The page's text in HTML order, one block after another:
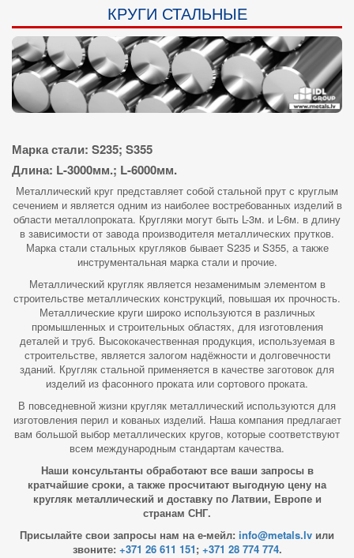
КРУГИ СТАЛЬНЫЕ
Марка стали: S235; S355
Длина: L-3000мм.; L-6000мм.
Металлический круг представляет собой стальной прут с круглым
сечением и является одним из наиболее востребованных изделий в
области металлопроката. Кругляки могут быть L-3м. и L-6м. в длину
в зависимости от завода производителя металлических прутков.
Марка стали стальных кругляков бывает S235 и S355, а также
инструментальная марка стали и прочие.
Металлический кругляк является незаменимым элементом в
строительстве металлических конструкций, повышая их прочность.
Металлические круги широко используются в различных
промышленных и строительных областях, для изготовления
деталей и труб. Высококачественная продукция, используемая в
строительстве, является залогом надёжности и долговечности
зданий. Кругляк стальной применяется в качестве заготовок для
изделий из фасонного проката или сортового проката.
В повседневной жизни кругляк металлический используются для
изготовления перил и кованых изделий. Наша компания предлагает
вам большой выбор металлических кругов, которые соответствуют
всем международным стандартам качества.
Наши консультанты обработают все ваши запросы в
кратчайшие сроки, а также просчитают выгодную цену на
кругляк металлический и доставку по Латвии, Европе и
странам СНГ.
Присылайте свои запросы нам на е-мейл: info@metals.lv или
звоните: +371 26 611 151; +371 28 774 774.